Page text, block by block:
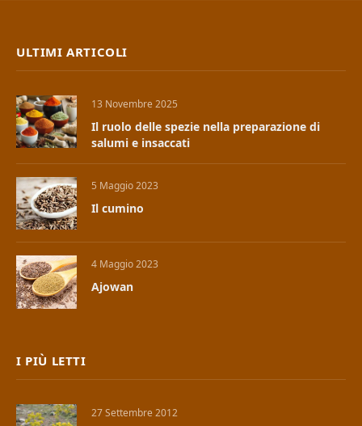
ULTIMI ARTICOLI
13 Novembre 2025
Il ruolo delle spezie nella preparazione di
salumi e insaccati
5 Maggio 2023
Il cumino
4 Maggio 2023
Ajowan
I PIÙ LETTI
27 Settembre 2012